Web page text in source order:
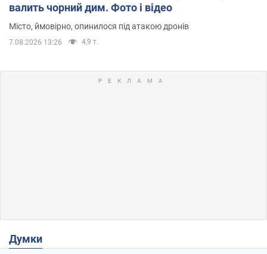
валить чорний дим. Фото і відео
Місто, ймовірно, опинилося під атакою дронів
7.08.2026 13:26 4,9 т.
Думки